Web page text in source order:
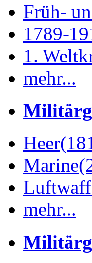
Früh-
1789-
1.
mehr...
Heer
Marine
mehr...